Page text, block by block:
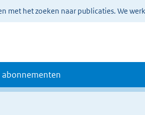
met het zoeken naar publicaties. We
abonnementen